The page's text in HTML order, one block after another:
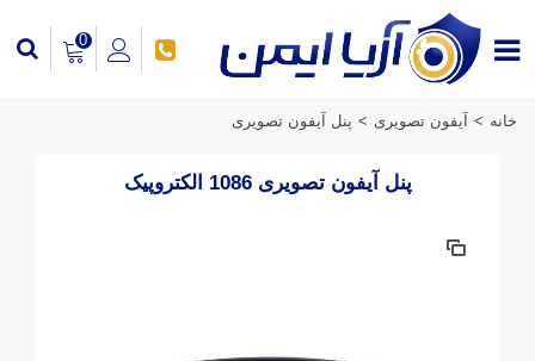
0
خانه > آیفون تصویری > پنل آیفون تصویری
پنل آیفون تصویری 1086 الکتروپیک